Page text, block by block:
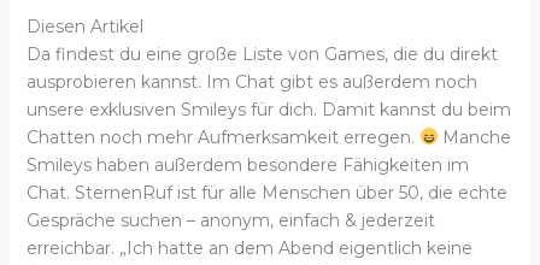
Diesen Artikel
Da findest du eine große Liste von Games, die du direkt
ausprobieren kannst. Im Chat gibt es außerdem noch
unsere exklusiven Smileys für dich. Damit kannst du beim
Chatten noch mehr Aufmerksamkeit erregen.
Manche
Smileys haben außerdem besondere Fähigkeiten im
Chat. SternenRuf ist für alle Menschen über 50, die echte
Gespräche suchen – anonym, einfach & jederzeit
erreichbar. „Ich hatte an dem Abend eigentlich keine